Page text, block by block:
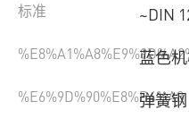
标准 ~DIN
蓝色
%E6%9D%90%E8%B4%A8
弹簧钢